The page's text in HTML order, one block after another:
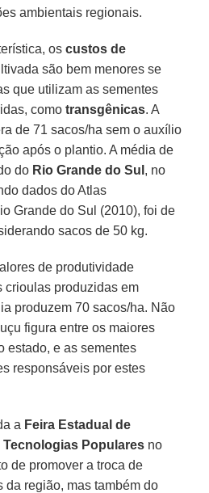
ambientais regionais.
os custos de
são bem menores se
que utilizam as sementes
comotransgênicas. A
de 71 sacos/ha sem o auxílio
após o plantio. A média de
do Rio Grande do Sul , no
dados do Atlas
Grande do Sul (2010), foi de
sacos de 50 kg.
de produtividade
crioulas produzidas em
produzem 70 sacos/ha. Não
figura entre os maiores
estado, e as sementes
responsáveis por estes
a Feira Estadual de
Populares no
de promover a troca de
da região, mas também do